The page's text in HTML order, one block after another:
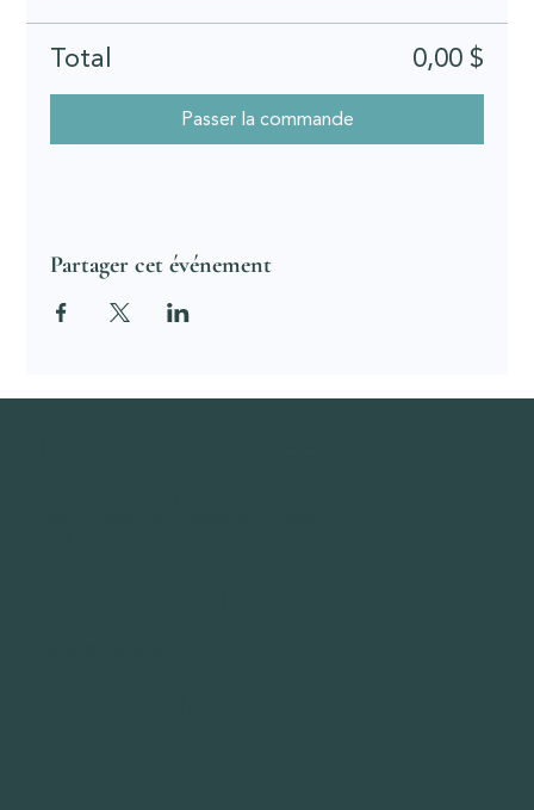
Total 0,00 $
Passer la commande
Partager cet événement